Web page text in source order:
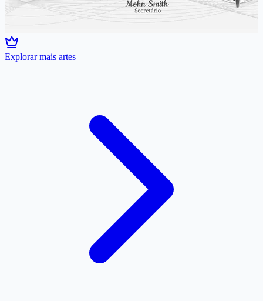
Explorar mais artes